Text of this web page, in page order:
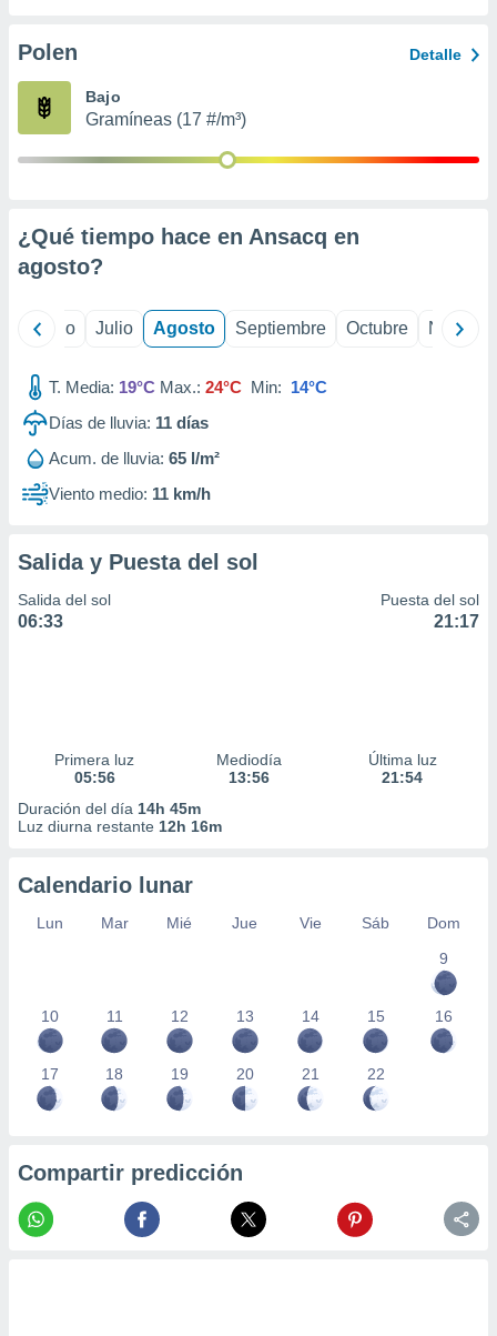
e
mediante
de
1199
Polen Detalle
Bajo
Gramíneas (17 #/m³)
¿Qué tiempo hace en Ansacq en
agosto?
Junio Julio Agosto Septiembre Octubre
T. Media: 19°C Max.: 24°C Min: 14°C
Días de lluvia: 11 días
Acum. de lluvia: 65 l/m²
Viento medio: 11 km/h
Salida y Puesta del sol
Salida del sol
06:33
Puesta del sol
21:17
Primera luz
05:56
Mediodía
13:56
Última luz
21:54
Duración del día 14h 45m
Luz diurna restante 12h 16m
Calendario lunar
Lun Mar Mié Jue Vie Sáb
Dom
9
10 11 12 13 14 15 16
17 18 19 20 21 22
Compartir predicción